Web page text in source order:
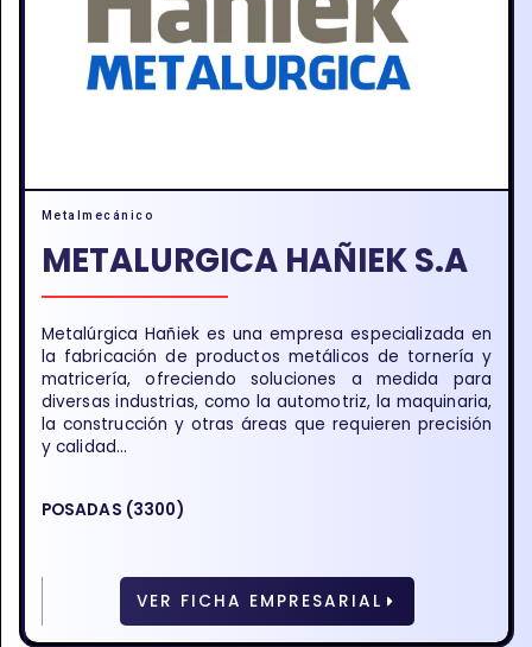
Metalmecánico
METALURGICA HAÑIEK S.A
Metalúrgica Hañiek es una empresa especializada en
la fabricación de productos metálicos de tornería y
matricería, ofreciendo soluciones a medida para
diversas industrias, como la automotriz, la maquinaria,
la construcción y otras áreas que requieren precisión
y calidad...
POSADAS (3300)
VER FICHA EMPRESARIAL